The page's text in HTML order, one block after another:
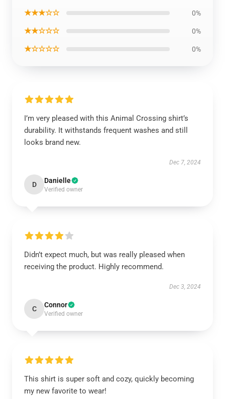
★★★☆☆ 0%
★★☆☆☆ 0%
★☆☆☆☆ 0%
I’m very pleased with this Animal Crossing shirt’s
durability. It withstands frequent washes and still
looks brand new.
Dec 7, 2024
D Danielle
Verified owner
Didn’t expect much, but was really pleased when
receiving the product. Highly recommend.
Dec 3, 2024
C Connor
Verified owner
This shirt is super soft and cozy, quickly becoming
my new favorite to wear!